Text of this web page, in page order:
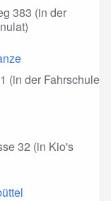
383 (in der
(in der Fahrschule
32 (in Kio's